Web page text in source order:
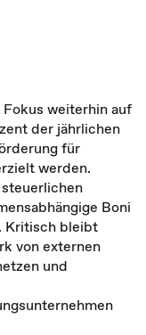
weiterhin auf
der jährlichen
für
werden.
Boni
Kritisch bleibt
von externen
und